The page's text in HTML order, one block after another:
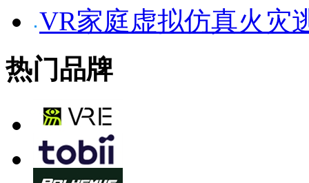
VR家庭虚拟仿真火灾
热门品牌